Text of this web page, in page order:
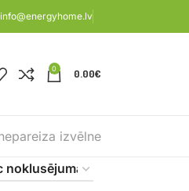
info@energyhome.lv
0 0.00€
izvēlne